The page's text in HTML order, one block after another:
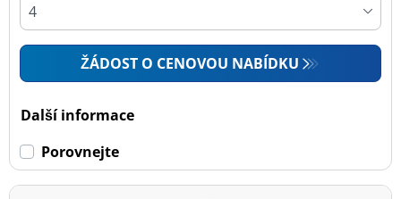
ŽÁDOST O CENOVOU NABÍDKU
Další informace
Porovnejte